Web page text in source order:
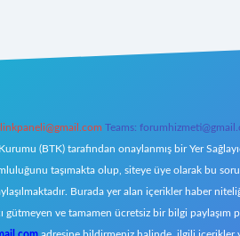
Teams:
(BTK) tarafından onaylanmış bir Yer
taşımakta olup, siteye üye olarak bu
Burada yer alan içerikler haber
ve tamamen ücretsiz bir bilgi